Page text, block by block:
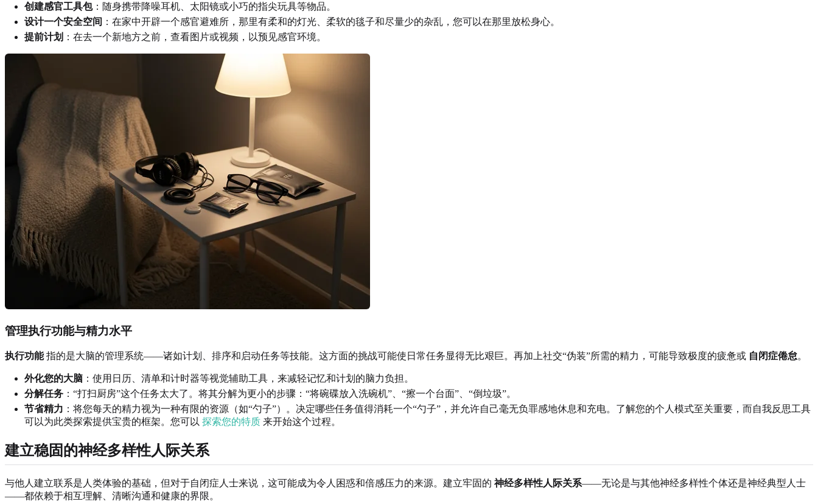
创建感官工具包：随身携带降噪耳机、太阳镜或小巧的指尖玩具等物品。
设计一个安全空间 ：在家中开辟一个感官避难所，那里有柔和的灯光、柔软的毯子和尽量少的杂乱，您可以在那里放松身心。
提前计划 ：在去一个新地方之前，查看图片或视频，以预见感官环境。
管理执行功能与精力水平
执行功能指的是大脑的管理系统——诸如计划、排序和启动任务等技能。这方面的挑战可能使日常任务显得无比艰巨。再加上社交“伪装”所需的精力，可能导致极度的疲惫或 自闭症倦怠。
外化您的大脑 ：使用日历、清单和计时器等视觉辅助工具，来减轻记忆和计划的脑力负担。
分解任务 ：“打扫厨房”这个任务太大了。将其分解为更小的步骤：“将碗碟放入洗碗机”、“擦一个台面”、“倒垃圾”。
节省精力 ：将您每天的精力视为一种有限的资源（如“勺子”）。决定哪些任务值得消耗一个“勺子”，并允许自己毫无负罪感地休息和充电。了解您的个人模式至关重要，而自我反思工具
可以为此类探索提供宝贵的框架。您可以 探索您的特质 来开始这个过程。
建立稳固的神经多样性人际关系
与他人建立联系是人类体验的基础，但对于自闭症人士来说，这可能成为令人困惑和倍感压力的来源。建立牢固的 神经多样性人际关系——无论是与其他神经多样性个体还是神经典型人士
——都依赖于相互理解、清晰沟通和健康的界限。